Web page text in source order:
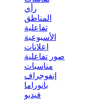
رأي
المناطق
تفاعلية
الأسبوعية
اعلانات
صور تفاعلية
مناسبات
إنفوجراف
بانوراما
فيديو